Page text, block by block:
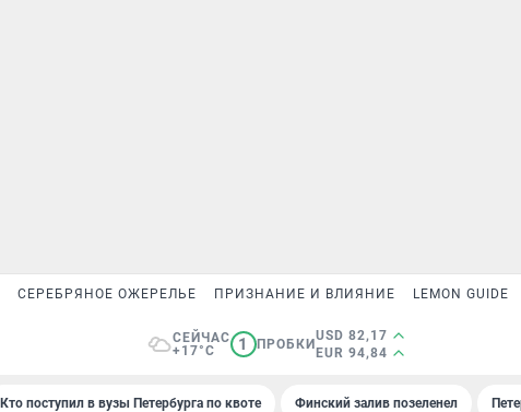
СЕРЕБРЯНОЕ ОЖЕРЕЛЬЕ ПРИЗНАНИЕ И ВЛИЯНИЕ LEMON GUIDE
СЕЙЧАС
+17°C
1 ПРОБКИ
USD 82,17
EUR 94,84
Кто поступил в вузы Петербурга по квоте Финский залив позеленел